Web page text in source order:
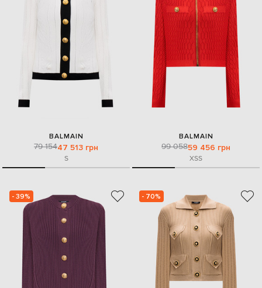
BALMAIN
79 15447 513 грн
S
BALMAIN
99 05859 456 грн
XSS
- 39% - 70%